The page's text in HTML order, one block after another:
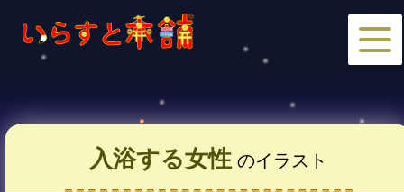
入浴する女性 のイラスト